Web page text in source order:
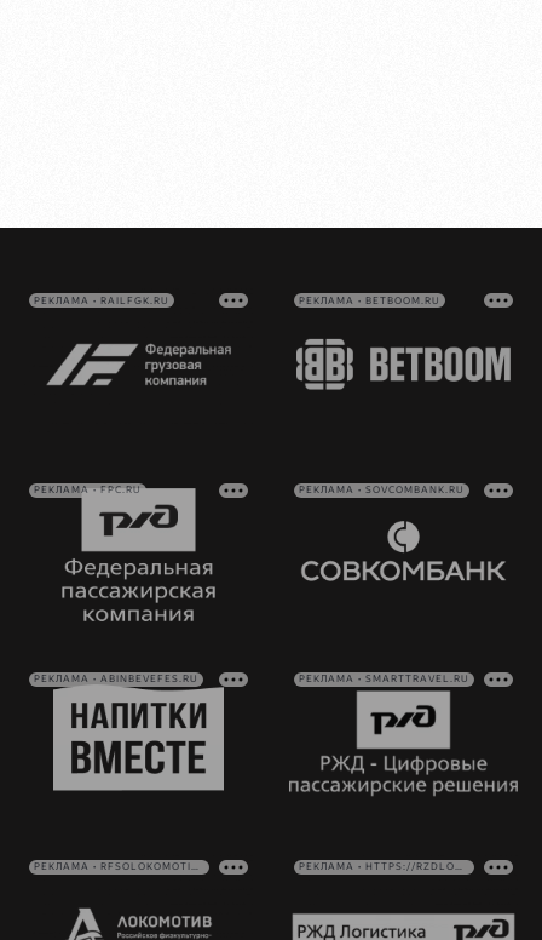
РЕКЛАМА • RAILFGK.RU РЕКЛАМА • BETBOOM.RU
РЕКЛАМА • FPC.RU РЕКЛАМА • SOVCOMBANK.RU
РЕКЛАМА • ABINBEVEFES.RU РЕКЛАМА • SMARTTRAVEL.RU
РЕКЛАМА • RFSOLOKOMOTIV.RU РЕКЛАМА • HTTPS://RZDLOG.RU/